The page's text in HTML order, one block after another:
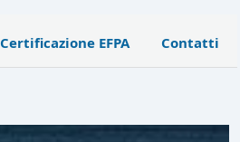
Certificazione EFPA Contatti